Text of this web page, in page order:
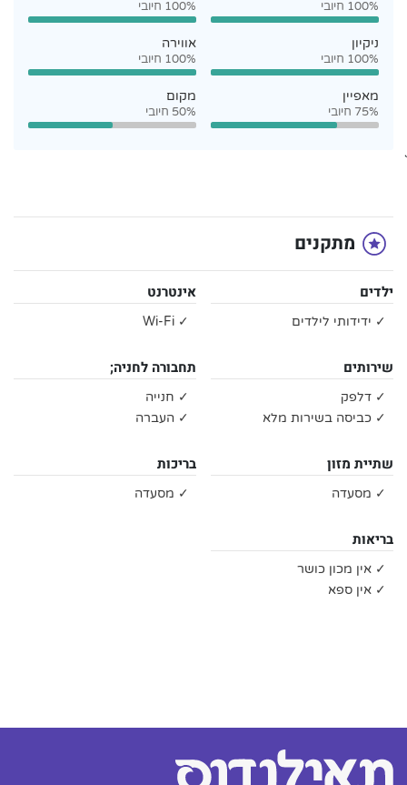
100% חיובי 100% חיובי
ניקיון
100% חיובי
אווירה
100% חיובי
מאפיין
75% חיובי
מקום
50% חיובי
`
מתקנים
ילדים
✓ ידידותי לילדים
אינטרנט
✓ Wi-Fi
שירותים
✓ דלפק
✓ כביסה בשירות מלא
תחבורה לחניה;
✓ חנייה
✓ העברה
שתיית מזון
✓ מסעדה
בריכות
✓ מסעדה
בריאות
✓ אין מכון כושר
✓ אין ספא